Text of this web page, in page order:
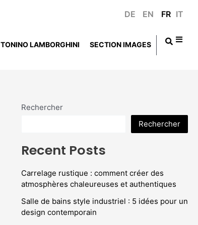
DE EN FR IT
TONINO LAMBORGHINI SECTION IMAGES
Rechercher
Rechercher
Recent Posts
Carrelage rustique : comment créer des
atmosphères chaleureuses et authentiques
Salle de bains style industriel : 5 idées pour un
design contemporain